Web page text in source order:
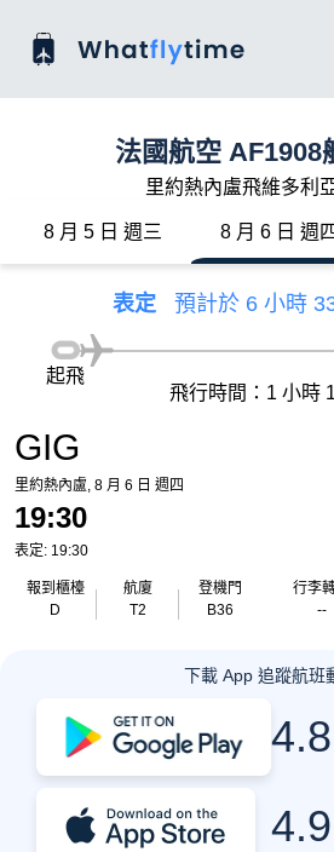
法國航空 AF1908
里約熱內盧飛維多利
8 月 5 日 週三 8 月 6 日 週
表定 預計於 6 小時
GIG
里約熱內盧, 8 月 6 日 週四
19:30
表定: 19:30
報到櫃檯
D
航廈
T2
登機門
B36
起飛
飛行時間：1 小時
行李
--
下載 App 追蹤航班
4.8
4.9